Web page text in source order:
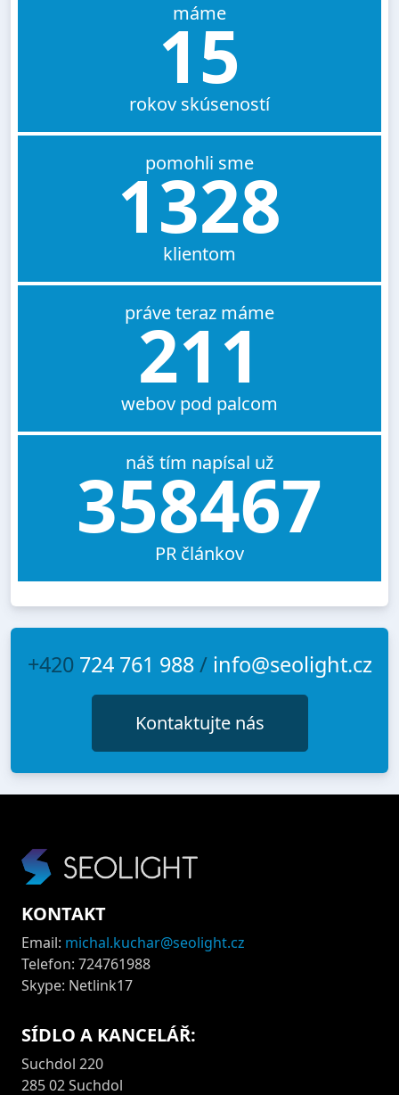
máme
15
rokov skúseností
pomohli sme
1328
klientom
práve teraz máme
211
webov pod palcom
náš tím napísal už
358467
PR článkov
+420 724 761 988/ info@seolight.cz
Kontaktujte nás
KONTAKT
Email: michal.kuchar@seolight.cz
Telefon: 724761988
Skype: Netlink17
SÍDLO A KANCELÁŘ:
Suchdol 220
285 02 Suchdol